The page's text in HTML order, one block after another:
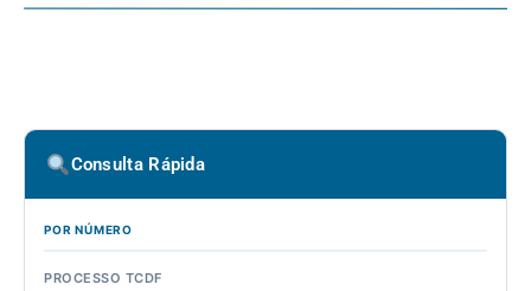
Consulta Rápida
POR NÚMERO
PROCESSO TCDF